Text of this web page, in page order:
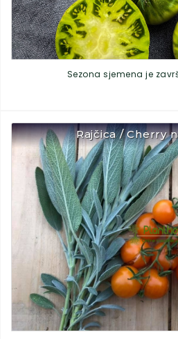
Sezona sjemena je
Rajčica / Cherry